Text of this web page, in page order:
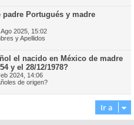
padre Portugués y madre
Ago 2025, 15:02
y Apellidos
el nacido en México de madre
y el 28/12/1978?
2024, 14:06
de origen?
Ir a